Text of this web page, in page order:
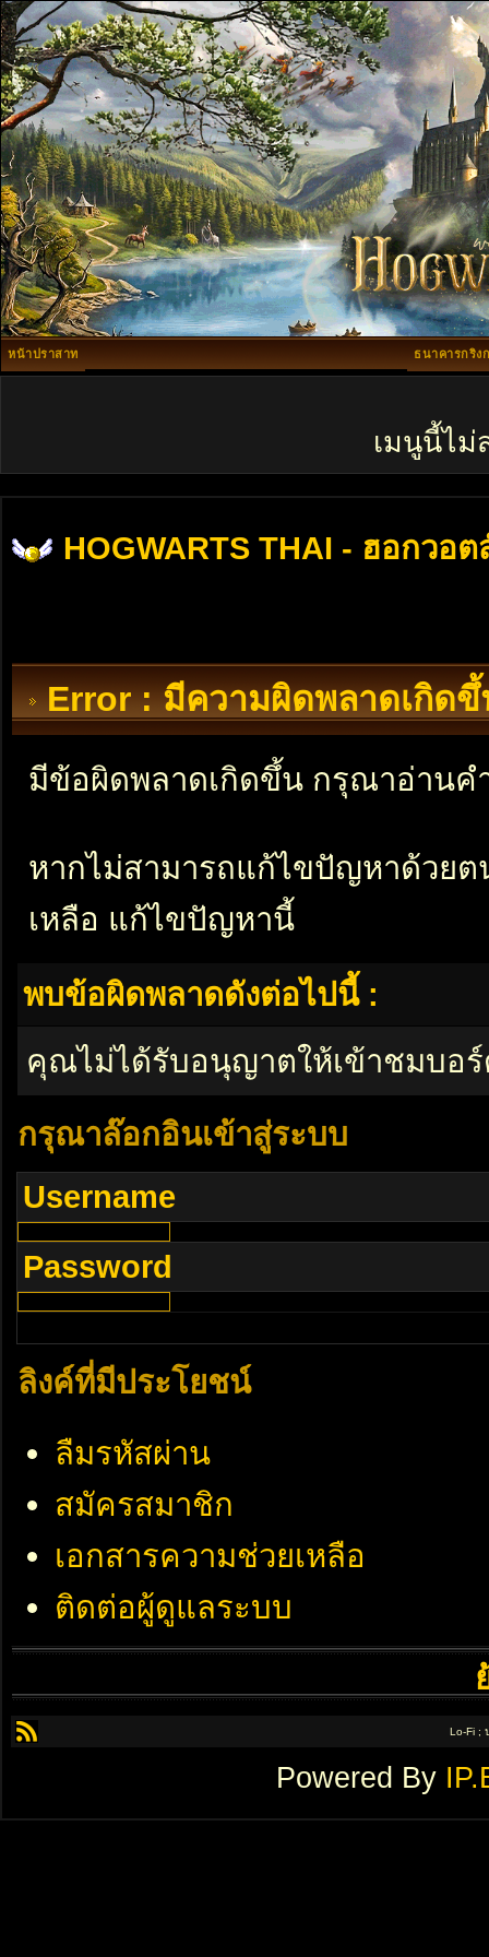
หน้าปราสาท ธนาคารกริง
เมนูนี้ไม่
HOGWARTS THAI - ฮอกวอต
Error : มีความผิดพลาดเกิดขึ้
มีข้อผิดพลาดเกิดขึ้น กรุณาอ่านค
หากไม่สามารถแก้ไขปัญหาด้วย
เหลือ แก้ไขปัญหานี้
พบข้อผิดพลาดดังต่อไปนี้ :
คุณไม่ได้รับอนุญาตให้เข้าชมบอ
กรุณาล๊อกอินเข้าสู่ระบบ
Username
Password
ลิงค์ที่มีประโยชน์
ลืมรหัสผ่าน
สมัครสมาชิก
เอกสารความช่วยเหลือ
ติดต่อผู้ดูแลระบบ
Lo-Fi ;
Powered By